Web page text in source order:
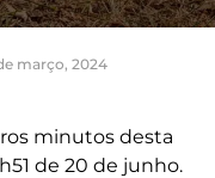
março, 2024
minutos desta
de 20 de junho.